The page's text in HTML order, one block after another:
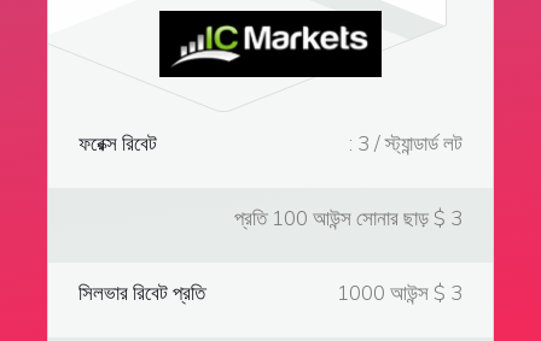
ফরেক্স রিবেট : 3 / স্ট্যান্ডার্ড লট
প্রতি 100 আউন্স সোনার ছাড় $ 3
সিলভার রিবেট প্রতি 1000 আউন্স $ 3